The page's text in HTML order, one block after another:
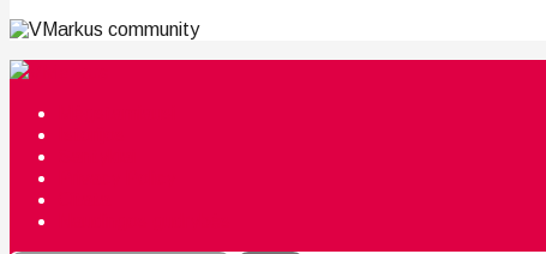
community